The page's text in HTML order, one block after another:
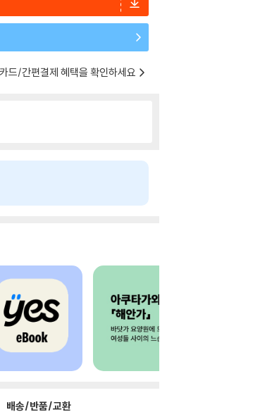
카드/간편결제 혜택을 확인하세요
배송/반품/교환